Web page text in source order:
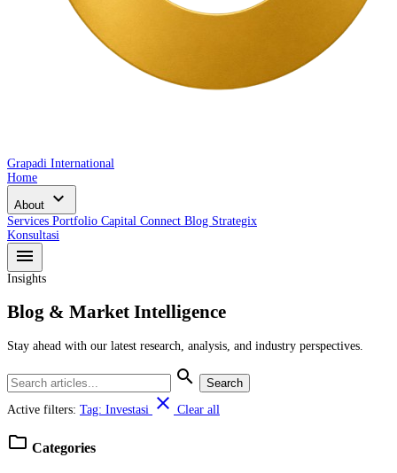
Grapadi International
Home
About expand_more
Services Portfolio Capital Connect Blog Strategix
Konsultasi
menu
Insights
Blog & Market Intelligence
Stay ahead with our latest research, analysis, and industry perspectives.
search
Search
Active filters: Tag: Investasi close Clear all
folder Categories